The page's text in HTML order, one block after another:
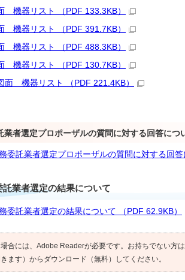
機器リスト （PDF 133.3KB）
機器リスト （PDF 391.7KB）
機器リスト （PDF 488.3KB）
機器リスト （PDF 130.7KB）
機器リスト （PDF 221.4KB）
者選定プロポーザルの質問に対する回答につ
委託業者選定プロポーザルの質問に対する回答
業者選定の結果について
委託業者選定の結果について （PDF 62.9KB）
合には、Adobe Readerが必要です。お持ちでない方は
ます）からダウンロード（無料）してください。